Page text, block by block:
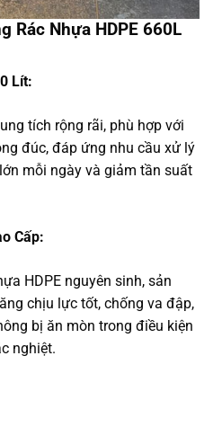
Rác Nhựa HDPE 660L
Lít:
tích rộng rãi, phù hợp với
đúc, đáp ứng nhu cầu xử lý
mỗi ngày và giảm tần suất
Cấp:
HDPE nguyên sinh, sản
chịu lực tốt, chống va đập,
bị ăn mòn trong điều kiện
nghiệt.